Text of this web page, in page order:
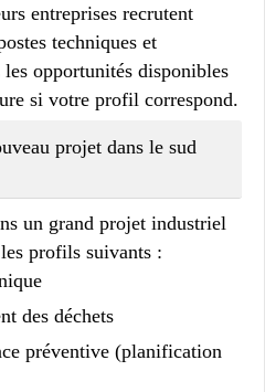
entreprises recrutent
techniques et
opportunités disponibles
si votre profil correspond.
projet dans le sud
un grand projet industriel
profils suivants :
des déchets
préventive (planification